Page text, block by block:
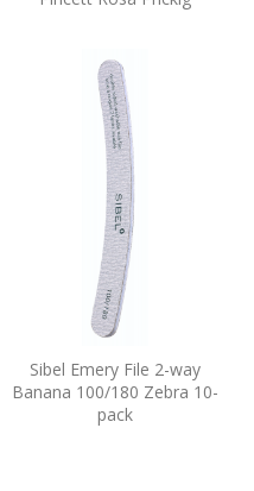
Sibel Emery File 2-way
Banana 100/180 Zebra 10-
pack